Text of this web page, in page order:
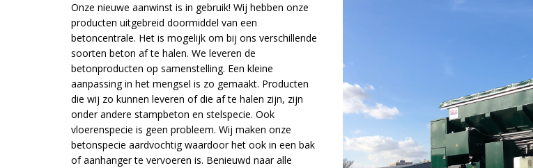
Onze nieuwe aanwinst is in gebruik! Wij hebben onze
producten uitgebreid doormiddel van een
betoncentrale. Het is mogelijk om bij ons verschillende
soorten beton af te halen. We leveren de
betonproducten op samenstelling. Een kleine
aanpassing in het mengsel is zo gemaakt. Producten
die wij zo kunnen leveren of die af te halen zijn, zijn
onder andere stampbeton en stelspecie. Ook
vloerenspecie is geen probleem. Wij maken onze
betonspecie aardvochtig waardoor het ook in een bak
of aanhanger te vervoeren is. Benieuwd naar alle